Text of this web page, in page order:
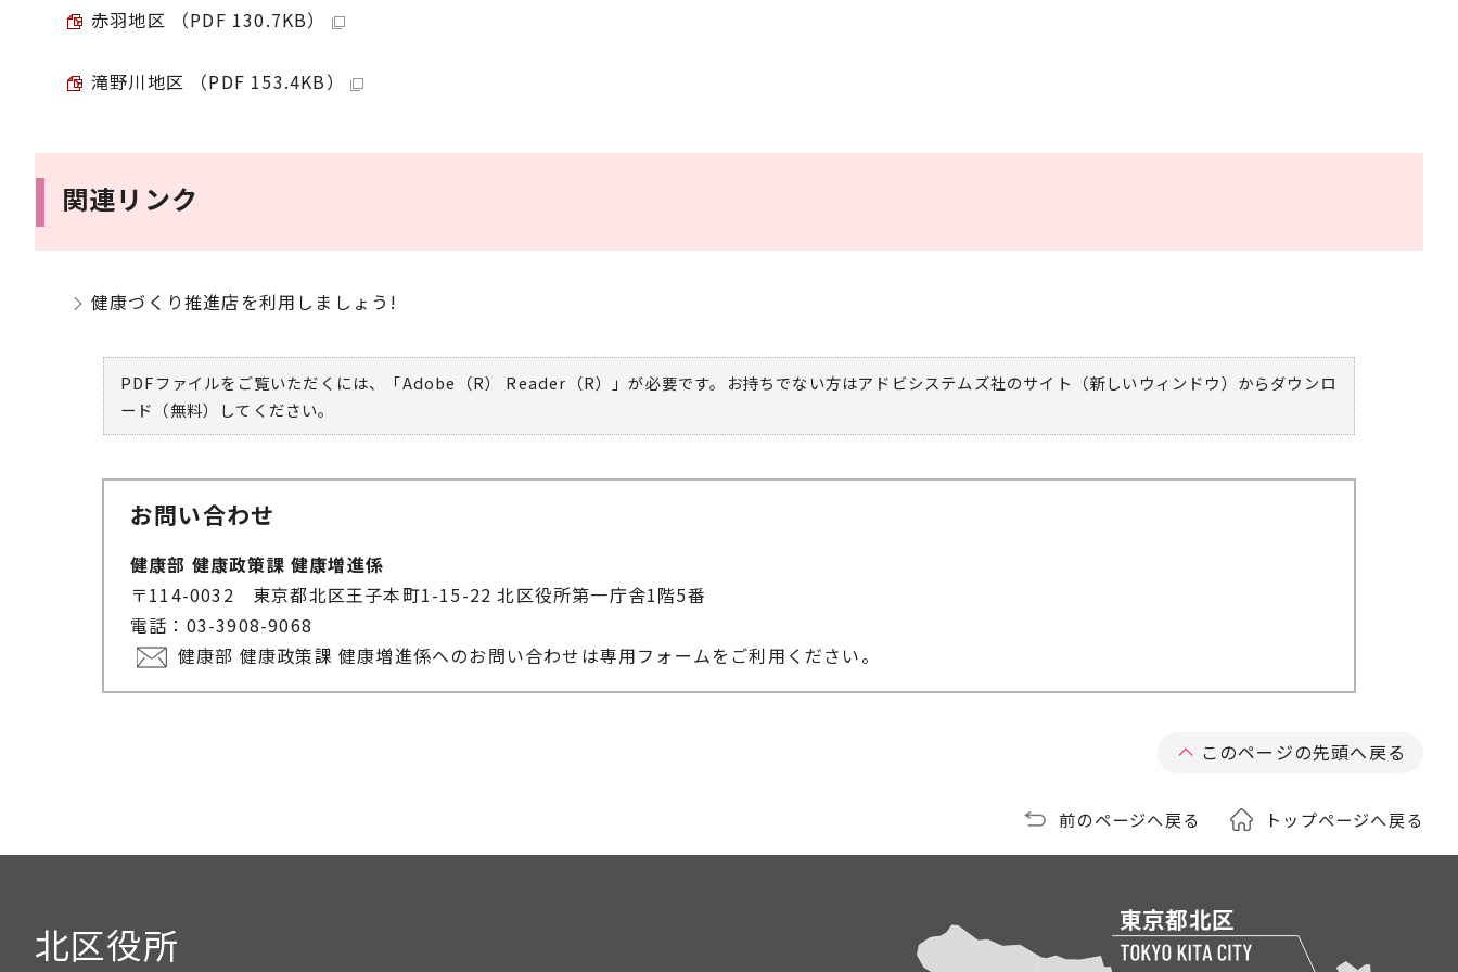
赤羽地区 （PDF 130.7KB）
滝野川地区 （PDF 153.4KB）
関連リンク
健康づくり推進店を利用しましょう!
PDFファイルをご覧いただくには、「Adobe（R） Reader（R）」が必要です。お持ちでない方はアドビシステムズ社のサイト（新しいウィンドウ） からダウンロ
ード（無料）してください。
お問い合わせ
健康部 健康政策課 健康増進係
〒114-0032 東京都北区王子本町1-15-22 北区役所第一庁舎1階5番
電話：03-3908-9068
健康部 健康政策課 健康増進係へのお問い合わせは専用フォームをご利用ください。
このページの先頭へ戻る
前のページへ戻る トップページへ戻る
北区役所